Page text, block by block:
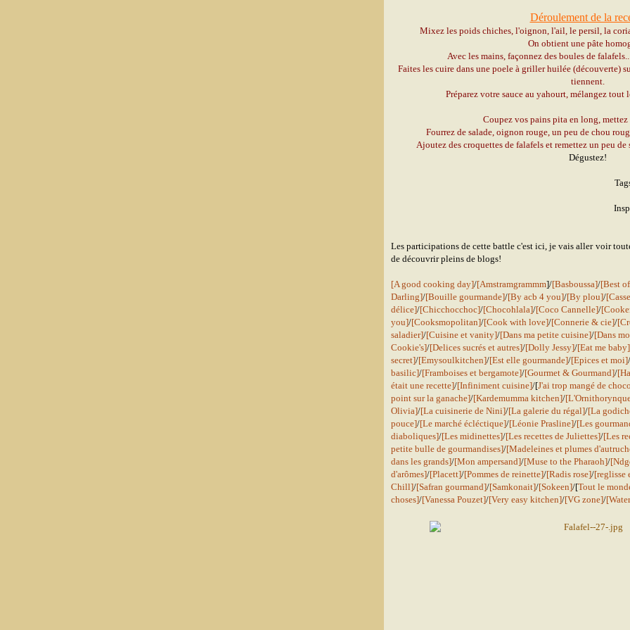
Déroulement de la
Mixez les poids chiches, l'oignon, l'ail, le persil, la
On obtient une pâte
Avec les mains, façonnez des boules de
Faites les cuire dans une poele à griller huilée (découverte)
tiennent.
Préparez votre sauce au yahourt, mélangez tout
Coupez vos pains pita en long, mettez
Fourrez de salade, oignon rouge, un peu de chou
Ajoutez des croquettes de falafels et remettez un peu
Dégustez!
Les participations de cette battle c'est ici, je vais aller voir
de découvrir pleins de blogs!
[A good cooking day]/[Amstramgrammm]/[Basboussa]/[Best
Darling]/[Bouille gourmande]/[By acb 4 you]/[By plou]/
délice]/[Chicchocchoc]/[Chocohlala]/[Coco Cannelle]/
you]/[Cooksmopolitan]/[Cook with love]/[Connerie & cie]/
saladier]/[Cuisine et vanity]/[Dans ma petite cuisine]/[Dans
Cookie's]/[Delices sucrés et autres]/[Dolly Jessy]/[Eat me baby]
secret]/[Emysoulkitchen]/[Est elle gourmande]/[Epices et moi]
basilic]/[Framboises et bergamote]/[Gourmet & Gourmand]/
était une recette]/[Infiniment cuisine]/[J'ai trop mangé de
point sur la ganache]/[Kardemumma kitchen]/
Olivia]/[La cuisinerie de Nini]/[La galerie du régal]/[La
pouce]/[Le marché écléctique]/[Léonie Prasline]/[Les
diaboliques]/[Les midinettes]/[Les recettes de Juliettes]/[Les
petite bulle de gourmandises]/[Madeleines et plumes
dans les grands]/[Mon ampersand]/[Muse to the Pharaoh]/
d'arômes]/[Placett]/[Pommes de reinette]/[Radis rose]/[reglisse
Chill]/[Safran gourmand]/[Samkonait]/[Sokeen]/[Tout le
choses]/[Vanessa Pouzet]/[Very easy kitchen]/[VG zone]/